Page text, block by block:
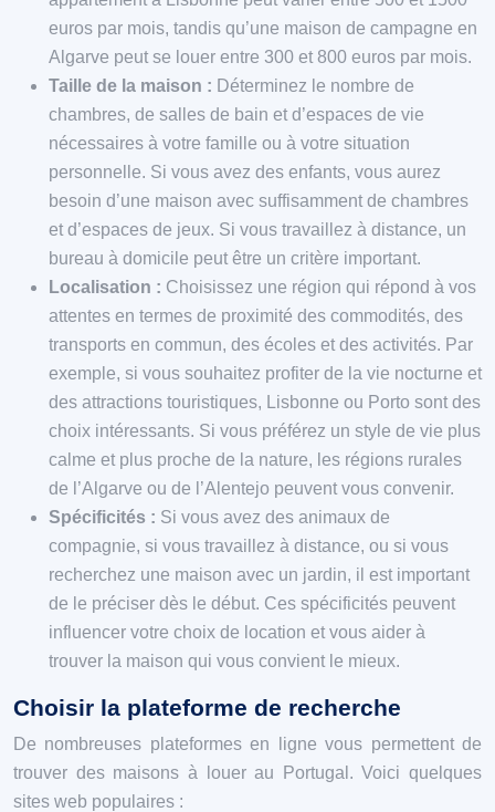
euros par mois, tandis qu’une maison de campagne en
Algarve peut se louer entre 300 et 800 euros par mois.
Taille de la maison : Déterminez le nombre de
chambres, de salles de bain et d’espaces de vie
nécessaires à votre famille ou à votre situation
personnelle. Si vous avez des enfants, vous aurez
besoin d’une maison avec suffisamment de chambres
et d’espaces de jeux. Si vous travaillez à distance, un
bureau à domicile peut être un critère important.
Localisation : Choisissez une région qui répond à vos
attentes en termes de proximité des commodités, des
transports en commun, des écoles et des activités. Par
exemple, si vous souhaitez profiter de la vie nocturne et
des attractions touristiques, Lisbonne ou Porto sont des
choix intéressants. Si vous préférez un style de vie plus
calme et plus proche de la nature, les régions rurales
de l’Algarve ou de l’Alentejo peuvent vous convenir.
Spécificités : Si vous avez des animaux de
compagnie, si vous travaillez à distance, ou si vous
recherchez une maison avec un jardin, il est important
de le préciser dès le début. Ces spécificités peuvent
influencer votre choix de location et vous aider à
trouver la maison qui vous convient le mieux.
Choisir la plateforme de recherche
De nombreuses plateformes en ligne vous permettent de
trouver des maisons à louer au Portugal. Voici quelques
sites web populaires :